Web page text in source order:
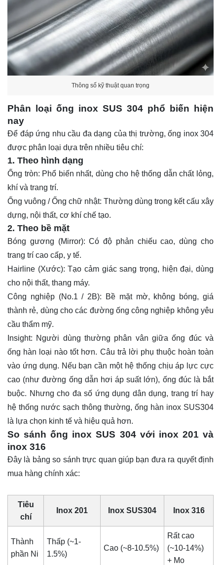
Thông số kỹ thuật quan trọng
Phân loại ống inox SUS 304 phổ biến hiện
nay
Để đáp ứng nhu cầu đa dạng của thị trường, ống inox 304
được phân loại dựa trên nhiều tiêu chí:
1. Theo hình dạng
Ống tròn: Phổ biến nhất, dùng cho hệ thống dẫn chất lỏng,
khí và trang trí.
Ống vuông / Ống chữ nhật: Thường dùng trong kết cấu xây
dựng, nội thất, cơ khí chế tạo.
2. Theo bề mặt
Bóng gương (Mirror): Có độ phản chiếu cao, dùng cho
trang trí cao cấp, y tế.
Hairline (Xước): Tạo cảm giác sang trọng, hiện đại, dùng
cho nội thất, thang máy.
Công nghiệp (No.1 / 2B): Bề mặt mờ, không bóng, giá
thành rẻ, dùng cho các đường ống công nghiệp không yêu
cầu thẩm mỹ.
Insight: Người dùng thường phân vân giữa ống đúc và
ống hàn loại nào tốt hơn. Câu trả lời phụ thuộc hoàn toàn
vào ứng dụng. Nếu bạn cần một hệ thống chịu áp lực cực
cao (như đường ống dẫn hơi áp suất lớn), ống đúc là bắt
buộc. Nhưng cho đa số ứng dụng dân dụng, trang trí hay
hệ thống nước sạch thông thường, ống hàn inox SUS304
là lựa chọn kinh tế và hiệu quả hơn.
So sánh ống inox SUS 304 với inox 201 và
inox 316
Đây là bảng so sánh trực quan giúp bạn đưa ra quyết định
mua hàng chính xác:
Tiêu
chí
Inox 201 Inox SUS304 Inox 316
Thành
phần Ni
Thấp (~1-
1.5%)
Cao (~8-10.5%)
Rất cao
(~10-14%)
+ Mo